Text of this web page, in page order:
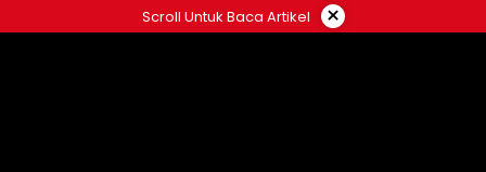
ke
Scroll Untuk Baca Artikel ×